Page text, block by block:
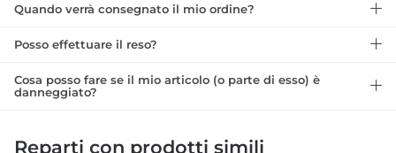
Quando verrà consegnato il mio ordine?
Posso effettuare il reso?
Cosa posso fare se il mio articolo (o parte di esso) è
danneggiato?
Reparti con prodotti simili